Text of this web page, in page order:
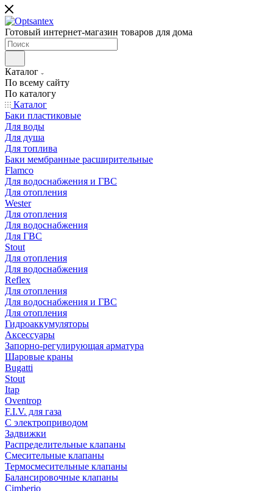
Готовый интернет-магазин товаров для дома
Каталог
По всему сайту
По каталогу
Каталог
Баки пластиковые
Для воды
Для душа
Для топлива
Баки мембранные расширительные
Flamco
Для водоснабжения и ГВС
Для отопления
Wester
Для отопления
Для водоснабжения
Для ГВС
Stout
Для отопления
Для водоснабжения
Reflex
Для отопления
Для водоснабжения и ГВС
Для отопления
Гидроаккумуляторы
Аксессуары
Запорно-регулирующая арматура
Шаровые краны
Bugatti
Stout
Itap
Oventrop
F.I.V. для газа
С электроприводом
Задвижки
Распределительные клапаны
Cмесительные клапаны
Термосмесительные клапаны
Балансировочные клапаны
Cimberio